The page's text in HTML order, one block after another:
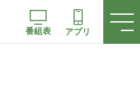
番組表 アプリ